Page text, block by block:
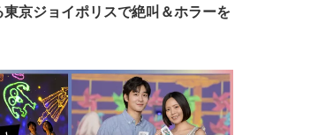
京ジョイポリスで絶叫＆ホラーを